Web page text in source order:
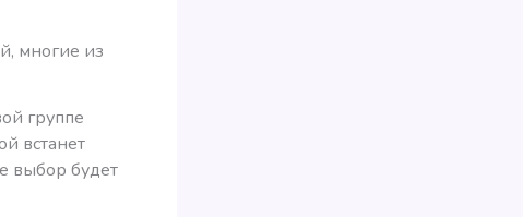
многие из
группе
встанет
выбор будет